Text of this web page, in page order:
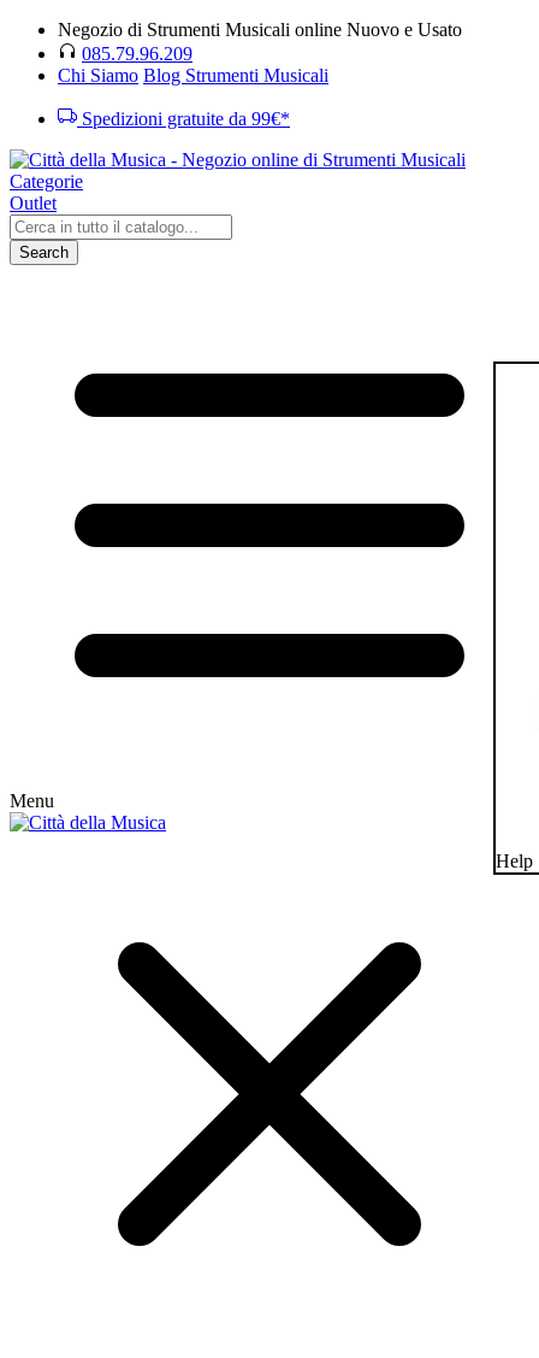
Negozio di Strumenti Musicali online Nuovo e Usato
085.79.96.209
Chi Siamo Blog Strumenti Musicali
Spedizioni gratuite da 99€*
Categorie
Outlet
Search
Menu
Help